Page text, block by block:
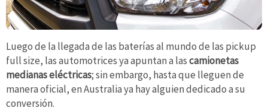
Luego de la llegada de las baterías al mundo de las pickup
full size, las automotrices ya apuntan a lascamionetas
medianas eléctricas; sin embargo, hasta que lleguen de
manera oficial, en Australia ya hay alguien dedicado a su
conversión.